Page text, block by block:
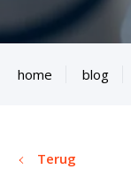
home blog
Terug